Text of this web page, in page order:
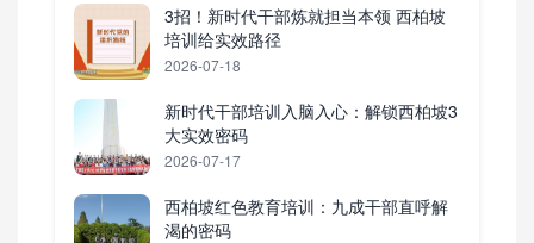
3招！新时代干部炼就担当本领 西柏坡
培训给实效路径
2026-07-18
新时代干部培训入脑入心：解锁西柏坡3
大实效密码
2026-07-17
西柏坡红色教育培训：九成干部直呼解
渴的密码